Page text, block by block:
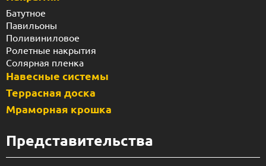
Батутное
Павильоны
Поливиниловое
Ролетные накрытия
Солярная пленка
Навесные системы
Террасная доска
Мраморная крошка
Представительства